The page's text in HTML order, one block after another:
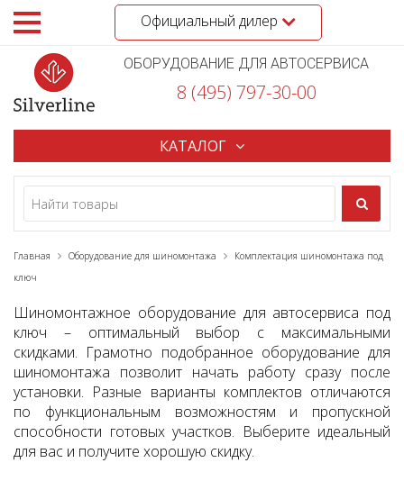
Официальный дилер
ОБОРУДОВАНИЕ ДЛЯ АВТОСЕРВИСА
8 (495) 797-30-00
КАТАЛОГ
Главная Оборудование для шиномонтажа
Комплектация шиномонтажа под
ключ
Шиномонтажное оборудование для автосервиса под
ключ – оптимальный выбор с максимальными
скидками. Грамотно подобранное оборудование для
шиномонтажа позволит начать работу сразу после
установки. Разные варианты комплектов отличаются
по функциональным возможностям и пропускной
способности готовых участков. Выберите идеальный
для вас и получите хорошую скидку.